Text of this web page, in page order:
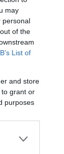
may
personal
of the
List of
and store
to grant or
purposes